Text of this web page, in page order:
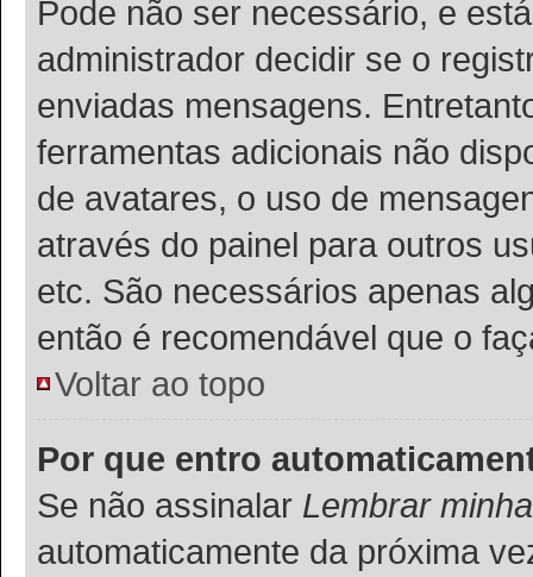
Pode não ser necessário, e
administrador decidir se o
enviadas mensagens.
ferramentas adicionais não
de avatares, o uso de
através do painel para outros
etc. São necessários apenas
então é recomendável que o
Voltar ao topo
Por que entro
Se não assinalar Lembrar
automaticamente da próxima